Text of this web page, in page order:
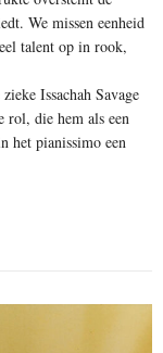
We missen eenheid
talent op in rook,
Issachah Savage
die hem als een
het pianissimo een